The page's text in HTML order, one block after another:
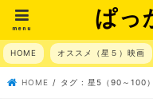
ぱっ
menu
HOME オススメ（星５）映画
HOME タグ : 星5（90～100）